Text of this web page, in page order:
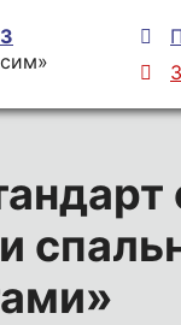

